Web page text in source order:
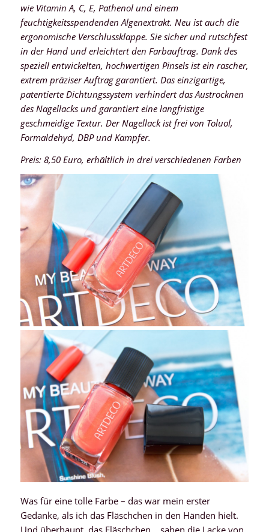
wie Vitamin A, C, E, Pathenol und einem
feuchtigkeitsspendenden Algenextrakt. Neu ist auch die
ergonomische Verschlussklappe. Sie sicher und rutschfest
in der Hand und erleichtert den Farbauftrag. Dank des
speziell entwickelten, hochwertigen Pinsels ist ein rascher,
extrem präziser Auftrag garantiert. Das einzigartige,
patentierte Dichtungssystem verhindert das Austrocknen
des Nagellacks und garantiert eine langfristige
geschmeidige Textur. Der Nagellack ist frei von Toluol,
Formaldehyd, DBP und Kampfer.
Preis: 8,50 Euro, erhältlich in drei verschiedenen Farben
Was für eine tolle Farbe – das war mein erster
Gedanke, als ich das Fläschchen in den Händen hielt.